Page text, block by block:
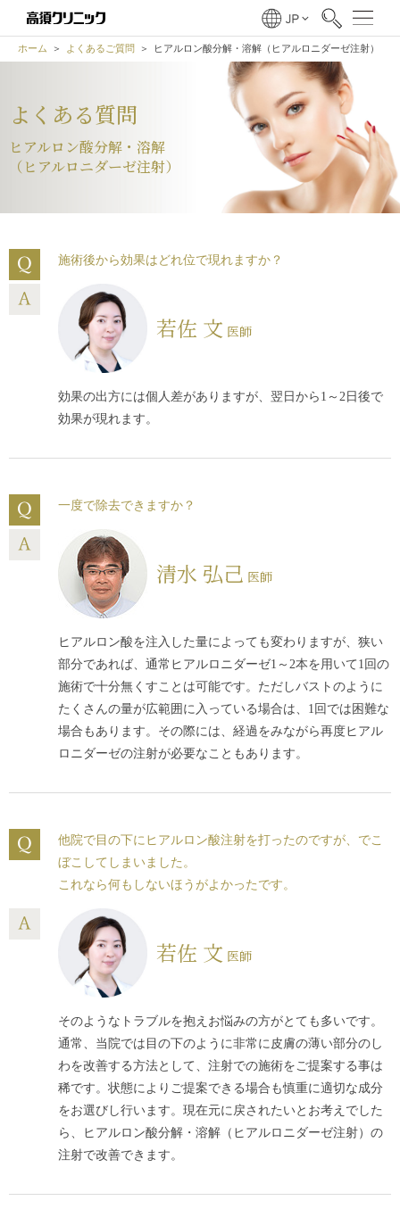
ホーム よくあるご質問 ヒアルロン酸分解・溶解（ヒアルロニダーゼ注射）
よくある質問
ヒアルロン酸分解・溶解
（ヒアルロニダーゼ注射）
施術後から効果はどれ位で現れますか？
若佐 文 医師
効果の出方には個人差がありますが、翌日から1～2日後で
効果が現れます。
一度で除去できますか？
清水 弘己 医師
ヒアルロン酸を注入した量によっても変わりますが、狭い
部分であれば、通常ヒアルロニダーゼ1～2本を用いて1回の
施術で十分無くすことは可能です。ただしバストのように
たくさんの量が広範囲に入っている場合は、1回では困難な
場合もあります。その際には、経過をみながら再度ヒアル
ロニダーゼの注射が必要なこともあります。
他院で目の下にヒアルロン酸注射を打ったのですが、でこ
ぼこしてしまいました。
これなら何もしないほうがよかったです。
若佐 文 医師
そのようなトラブルを抱えお悩みの方がとても多いです。
通常、当院では目の下のように非常に皮膚の薄い部分のし
わを改善する方法として、注射での施術をご提案する事は
稀です。状態によりご提案できる場合も慎重に適切な成分
をお選びし行います。現在元に戻されたいとお考えでした
ら、ヒアルロン酸分解・溶解（ヒアルロニダーゼ注射）の
注射で改善できます。